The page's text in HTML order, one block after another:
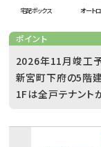
宅配ボックス オート
ポイント
2026年11月竣工予
新宮町下府の5階建
1Fは全戸テナント